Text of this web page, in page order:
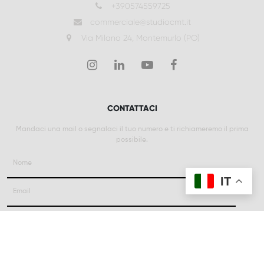
+390574559725
commerciale@studiocmt.it
Via Milano 24, Montemurlo (PO)
CONTATTACI
Mandaci una mail o segnalaci il tuo numero e ti richiameremo il prima
possibile.
IT